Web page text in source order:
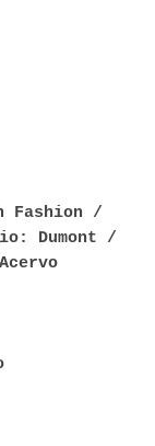
Fashion /
Dumont /